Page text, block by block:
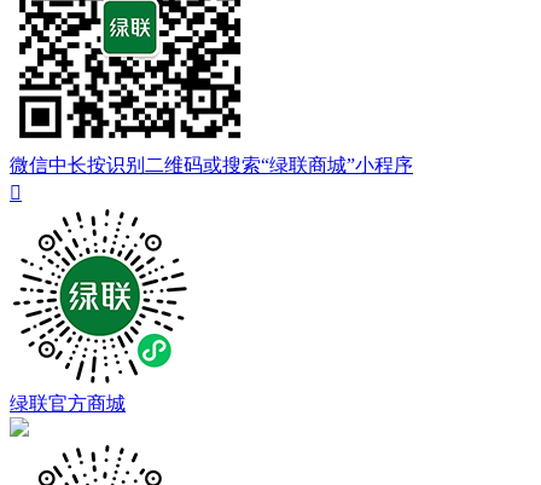
微信中长按识别二维码或搜索“绿联商城”小程序

绿联官方商城